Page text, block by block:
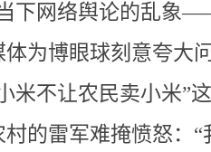
下网络舆论的乱象
为博眼球刻意夸大
米不让农民卖小米”
的雷军难掩愤怒：“